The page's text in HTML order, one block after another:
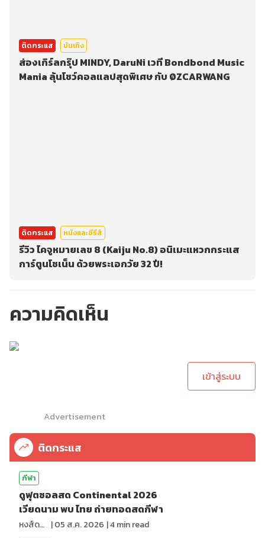
ติดกระแส บันเทิง
ส่องเกิร์ลกรุ๊ป MINDY, DaruNi เวที Bondbond Music
Mania ลุ้นโชว์คอลแลปสุดพิเศษ กับ ØZCARWANG
ติดกระแส หนังและซีรีส์
รีวิว ไคจูหมายเลข 8 (Kaiju No.8) อนิเมะแหวกกระแส
การ์ตูนโชเน็น ด้วยพระเอกวัย 32 ปี!
ความคิดเห็น
เข้าสู่ระบบ
Advertisement
ติดกระแส
กีฬา
ดูฟุตซอลสด Continental 2026
เวียดนาม พบ ไทย ถ่ายทอดสดกีฬา
หงส์ดรุณ |05 ส.ค. 2026 |4min read